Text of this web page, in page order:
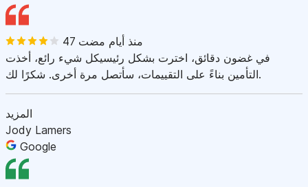
47 منذ أيام مضت
في غضون دقائق، اخترت بشكل رئيسيكل شيء رائع، أخذت
التأمين بناءً على التقييمات، سأتصل مرة أخرى. شكرًا لك.
المزيد
Jody Lamers
Google